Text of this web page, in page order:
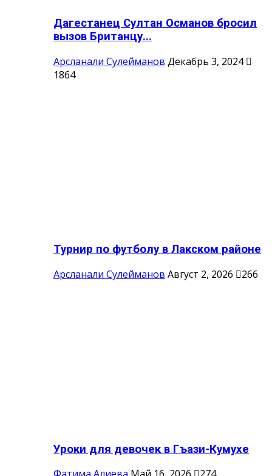
Дагестанец Султан Османов бросил
вызов Британцу...
Арсланали Сулейманов Декабрь 3, 2024
1864
Турнир по футболу в Лакском районе
Арсланали Сулейманов Август 2, 2026 266
Уроки для девочек в Гъази-Кумухе